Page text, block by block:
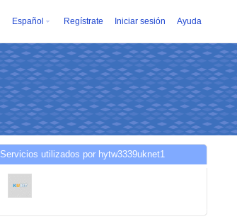
Español Regístrate Iniciar sesión Ayuda
Servicios utilizados por hytw3339uknet1